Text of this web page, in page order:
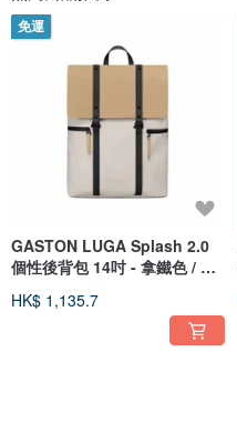
免運
GASTON LUGA Splash 2.0
個性後背包 14吋 - 拿鐵色 / 奶
HK$ 1,135.7